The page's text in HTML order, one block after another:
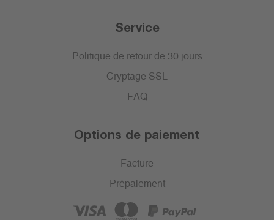
Service
Politique de retour de 30 jours
Cryptage SSL
FAQ
Options de paiement
Facture
Prépaiement